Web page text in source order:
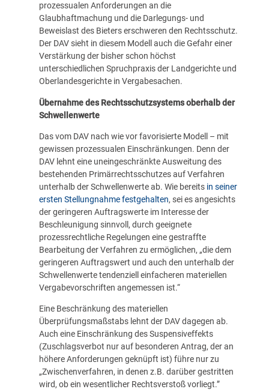
prozessualen Anforderungen an die
Glaubhaftmachung und die Darlegungs- und
Beweislast des Bieters erschweren den Rechtsschutz.
Der DAV sieht in diesem Modell auch die Gefahr einer
Verstärkung der bisher schon höchst
unterschiedlichen Spruchpraxis der Landgerichte und
Oberlandesgerichte in Vergabesachen.
Übernahme des Rechtsschutzsystems oberhalb der
Schwellenwerte
Das vom DAV nach wie vor favorisierte Modell – mit
gewissen prozessualen Einschränkungen. Denn der
DAV lehnt eine uneingeschränkte Ausweitung des
bestehenden Primärrechtsschutzes auf Verfahren
unterhalb der Schwellenwerte ab. Wie bereits in seiner
ersten Stellungnahme festgehalten, sei es angesichts
der geringeren Auftragswerte im Interesse der
Beschleunigung sinnvoll, durch geeignete
prozessrechtliche Regelungen eine gestraffte
Bearbeitung der Verfahren zu ermöglichen, „die dem
geringeren Auftragswert und auch den unterhalb der
Schwellenwerte tendenziell einfacheren materiellen
Vergabevorschriften angemessen ist.“
Eine Beschränkung des materiellen
Überprüfungsmaßstabs lehnt der DAV dagegen ab.
Auch eine Einschränkung des Suspensiveffekts
(Zuschlagsverbot nur auf besonderen Antrag, der an
höhere Anforderungen geknüpft ist) führe nur zu
„Zwischenverfahren, in denen z.B. darüber gestritten
wird, ob ein wesentlicher Rechtsverstoß vorliegt.”